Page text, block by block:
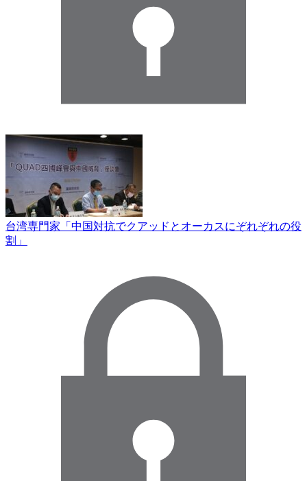
台湾専門家「中国対抗でクアッドとオーカスにぞれぞれの役
割」